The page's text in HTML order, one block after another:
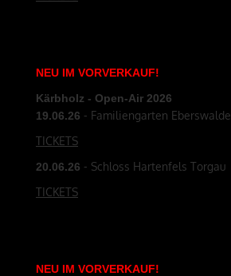
NEU IM VORVERKAUF!
Kärbholz - Open-Air 2026
19.06.26 - Familiengarten Eberswalde
TICKETS
20.06.26 - Schloss Hartenfels Torgau
TICKETS
NEU IM VORVERKAUF!